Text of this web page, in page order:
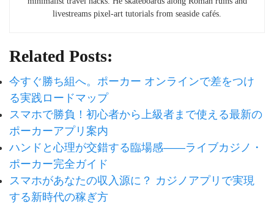
livestreams pixel-art tutorials from seaside cafés.
Related Posts:
今すぐ勝ち組へ。ポーカー オンラインで差をつけ
る実践ロードマップ
スマホで勝負！初心者から上級者まで使える最新の
ポーカーアプリ案内
ハンドと心理が交錯する臨場感——ライブカジノ・
ポーカー完全ガイド
スマホがあなたの収入源に？ カジノアプリで実現
する新時代の稼ぎ方